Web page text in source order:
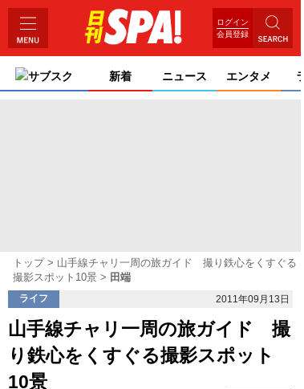
ログイン
会員登録
サブスク 新着 ニュース エンタメ
トップ
山手線チャリ一周の旅ガイド 撮り鉄心をくすぐる
撮影スポット10景
田端
ライフ 2011年09月13日
山手線チャリ一周の旅ガイド 撮
り鉄心をくすぐる撮影スポット
10景